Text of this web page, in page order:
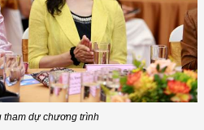
tham dự chương trình